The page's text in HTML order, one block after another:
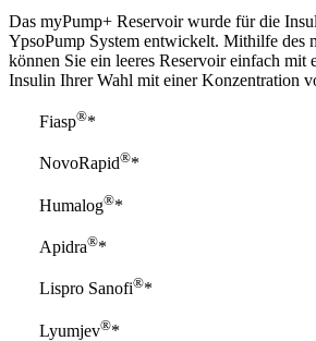
Das myPump+ Reservoir wurde für die
YpsoPump System entwickelt. Mithilfe des
können Sie ein leeres Reservoir einfach mit
Insulin Ihrer Wahl mit einer Konzentration
Fiasp®*
NovoRapid®*
Humalog®*
Apidra®*
Lispro Sanofi®*
Lyumjev®*